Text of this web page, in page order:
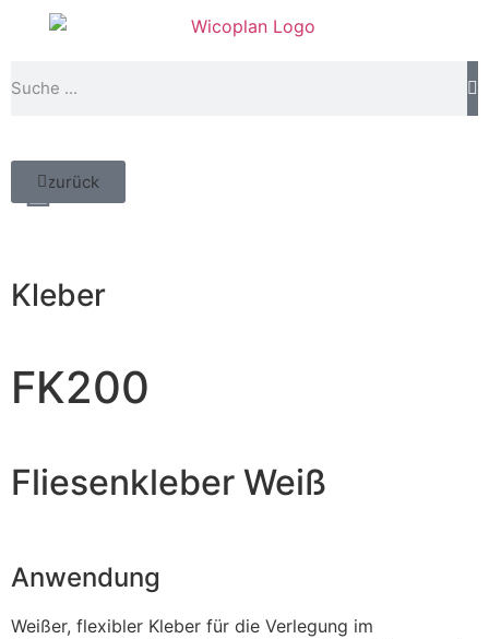
zurück
Kleber
FK200
Fliesenkleber Weiß
Anwendung
Weißer, flexibler Kleber für die Verlegung im